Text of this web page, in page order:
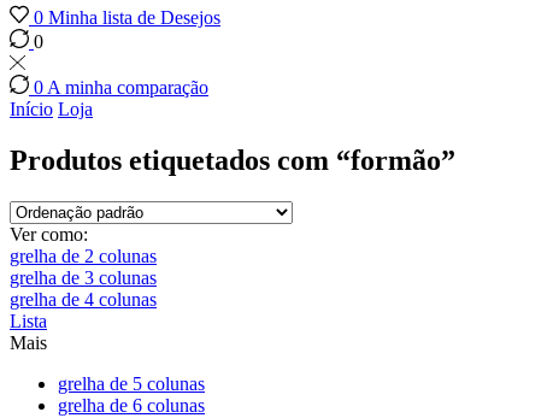
0 Minha lista de Desejos
0
0 A minha comparação
Início Loja
Produtos etiquetados com “formão”
Ver como:
grelha de 2 colunas
grelha de 3 colunas
grelha de 4 colunas
Lista
Mais
grelha de 5 colunas
grelha de 6 colunas